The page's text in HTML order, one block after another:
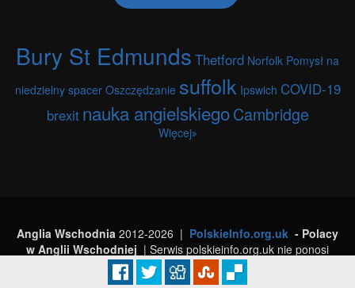
Bury St Edmunds Thetford Norfolk Pomysł na
niedzielny spacer Oszczędzanie suffolk Ipswich COVID-19
brexit nauka angielskiegoCambridge
Więcej
Anglia Wschodnia 2012-2026 | PolskieInfo.org.uk - Polacy
w Anglii Wschodniej | Serwis polskieinfo.org.uk nie ponosi
odpowiedzialności za treści dodawane przez użytkowników strony.